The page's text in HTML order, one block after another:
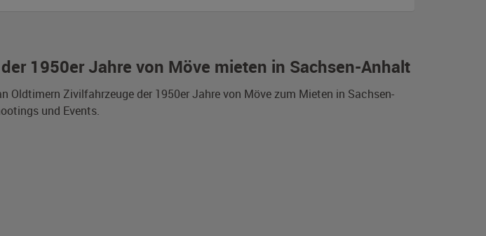
1950er Jahre von Möve mieten in Sachsen-Anhalt
Oldtimern Zivilfahrzeuge der 1950er Jahre von Möve zum Mieten in Sachsen-
und Events.